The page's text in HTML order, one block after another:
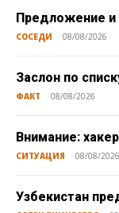
Предложение и
СОСЕДИ 08/08/2026
Заслон по
ФАКТ 08/08/2026
Внимание:
СИТУАЦИЯ 08/08/2026
Узбекистан